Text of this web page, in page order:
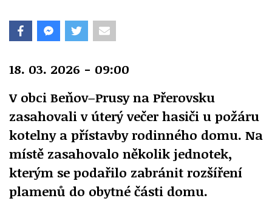
18. 03. 2026 - 09:00
V obci Beňov–Prusy na Přerovsku
zasahovali v úterý večer hasiči u požáru
kotelny a přístavby rodinného domu. Na
místě zasahovalo několik jednotek,
kterým se podařilo zabránit rozšíření
plamenů do obytné části domu.